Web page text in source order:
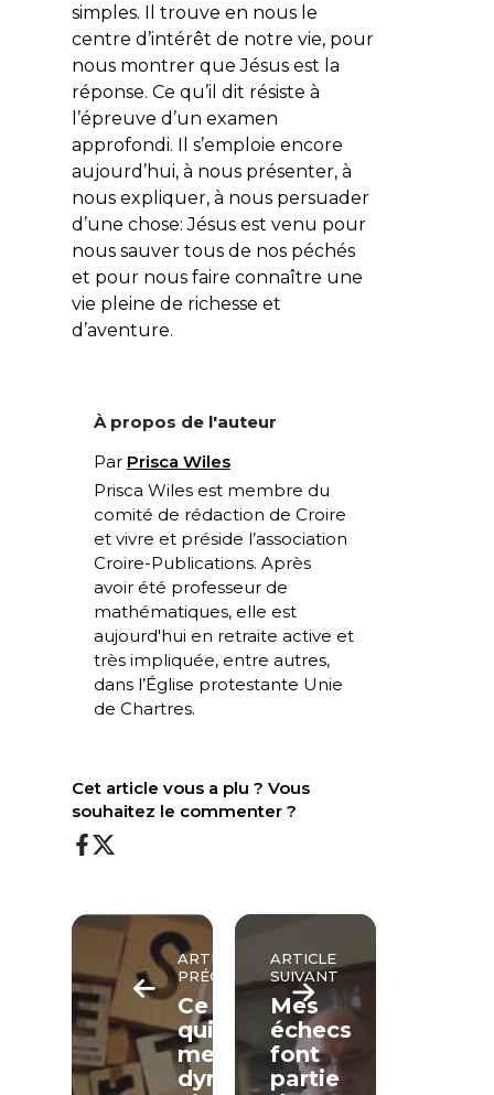
simples. Il trouve en nous le
centre d’intérêt de notre vie, pour
nous montrer que Jésus est la
réponse. Ce qu’il dit résiste à
l’épreuve d’un examen
approfondi. Il s’emploie encore
aujourd’hui, à nous présenter, à
nous expliquer, à nous persuader
d’une chose: Jésus est venu pour
nous sauver tous de nos péchés
et pour nous faire connaître une
vie pleine de richesse et
d’aventure.
À propos de l'auteur
Par Prisca Wiles
Prisca Wiles est membre du
comité de rédaction de Croire
et vivre et préside l’association
Croire-Publications. Après
avoir été professeur de
mathématiques, elle est
aujourd'hui en retraite active et
très impliquée, entre autres,
dans l’Église protestante Unie
de Chartres.
Cet article vous a plu ? Vous
souhaitez le commenter ?
ARTICLE
PRÉCÉDENT
Ce
qui
me
dynamise,
ARTICLE
SUIVANT
Mes
échecs
font
partie